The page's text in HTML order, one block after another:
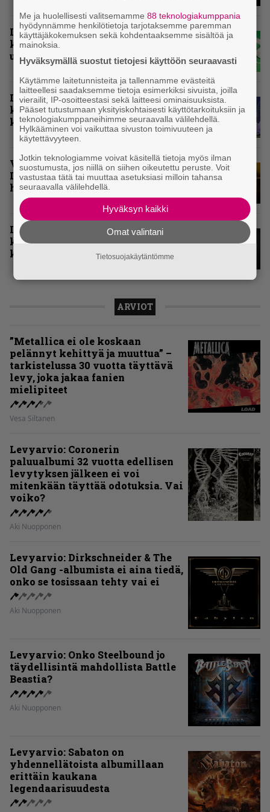
Inferno valikoi vuoden 2025
kovimmat levyt – tässä
ulkomaisten kärkikymmenikkö
Inferno valitsi vuoden 2025
kovimmat levyt – tässä kotimaan
kärkikymmenikkö
Vuoden 2024 raskaimmat – tässä
Infernon toimituskunnan
henkilökohtaiset kärkiviisikot
Inferno valitsi vuoden 2024
kovimmat albumit – tässä
kotimaisten kymmenen parasta
ARVIOT
”Metallica ei ole koskaan
pelännyt kehittyä ja muuttua” –
tarkistelussa 30 vuotta täyttävä
levy, joka jakaa fanien
mielipiteet
Vesa Siltanen
Levyarvio: Coronerin
paluualbumi 32 vuotta edellisen
levytyksen jälkeen ei voi
mitenkään täyttää odotuksia. Vai
voiko?
Aki Nuopponen
Levyarvio: Dirkschneider & The
Old Gang -albumista ei aina tiedä,
onko se tosissaan tehty vai ei
Aki Nuopponen
Levyarvio: Onko Steelbound jo
täydellisintä mahdollista Battle
Beastia?
Aki Nuopponen
Levyarvio: Sabaton on
yhdennellätoista albumillaan
erittäin kaukana
legendaarisuudesta
Me ja huolellisesti valitsemamme88 teknologiakumppania
hyödynnämme henkilötietoja tarjotaksemme paremman
käyttäjäkokemuksen sekä kohdentaaksemme sisältöä ja
mainoksia.
Hyväksymällä suostut tietojesi käyttöön seuraavasti
Käytämme laitetunnisteita ja tallennamme evästeitä
laitteellesi saadaksemme tietoja esimerkiksi sivuista, joilla
vierailit, IP-osoitteestasi sekä laitteesi ominaisuuksista.
Pääset tutustumaan yksityiskohtaisesti käyttötarkoituksiin ja
teknologiakumppaneihimme seuraavalla välilehdellä.
Hylkääminen voi vaikuttaa sivuston toimivuuteen ja
käytettävyyteen.
Jotkin teknologiamme voivat käsitellä tietoja myös ilman
suostumusta, jos niillä on siihen oikeutettu peruste. Voit
vastustaa tätä tai muuttaa asetuksiasi milloin tahansa
seuraavalla välilehdellä.
Hyväksyn kaikki
Omat valintani
Tietosuojakäytäntömme